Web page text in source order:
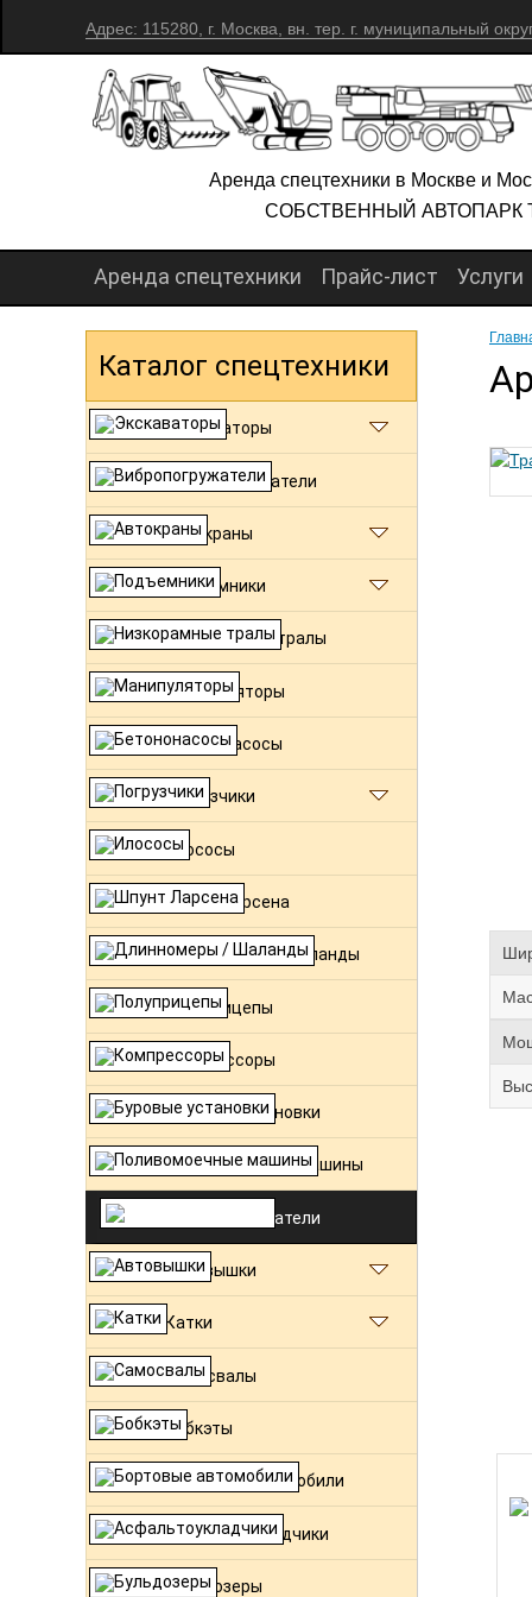
Адрес: 115280, г. Москва, вн. тер. г. муниципальный
Аренда спецтехники в Москве и
СОБСТВЕННЫЙ АВТОПАРК
Аренда спецтехники Прайс-лист Услуги
Каталог спецтехники
Экскаваторы
Вибропогружатели
Автокраны
Подъемники
Низкорамные тралы
Манипуляторы
Бетононасосы
Погрузчики
Илососы
Шпунт Ларсена
Длинномеры / Шаланды
Полуприцепы
Компрессоры
Буровые установки
Поливомоечные машины
Траншеекопатели
Автовышки
Катки
Самосвалы
Бобкэты
Бортовые автомобили
Асфальтоукладчики
Бульдозеры